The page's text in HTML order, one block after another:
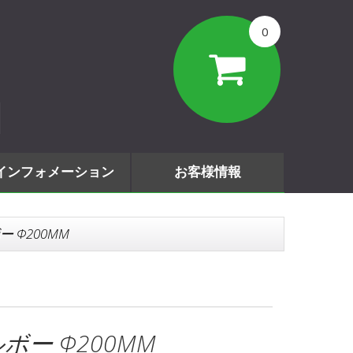
0
ンフォメーション お客様情報
Φ200MM
ボー Φ200MM